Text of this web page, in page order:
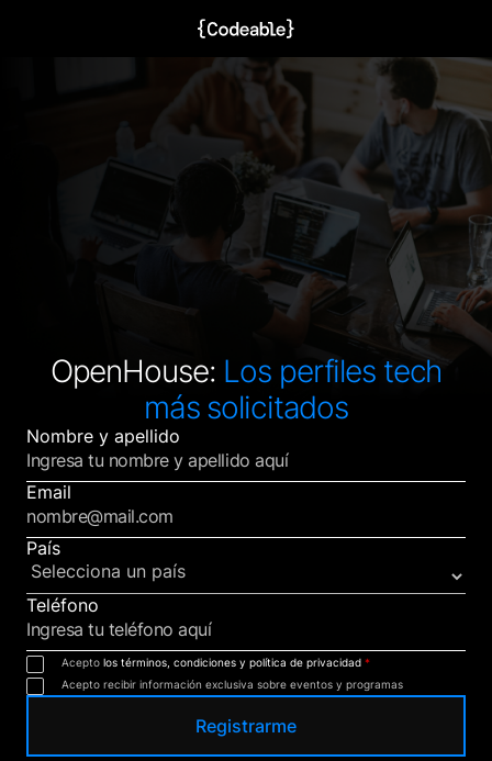
OpenHouse: Los perfiles tech
más solicitados
Nombre y apellido
Email
País
Teléfono
Acepto los términos, condiciones y política de privacidad *
Acepto recibir información exclusiva sobre eventos y programas